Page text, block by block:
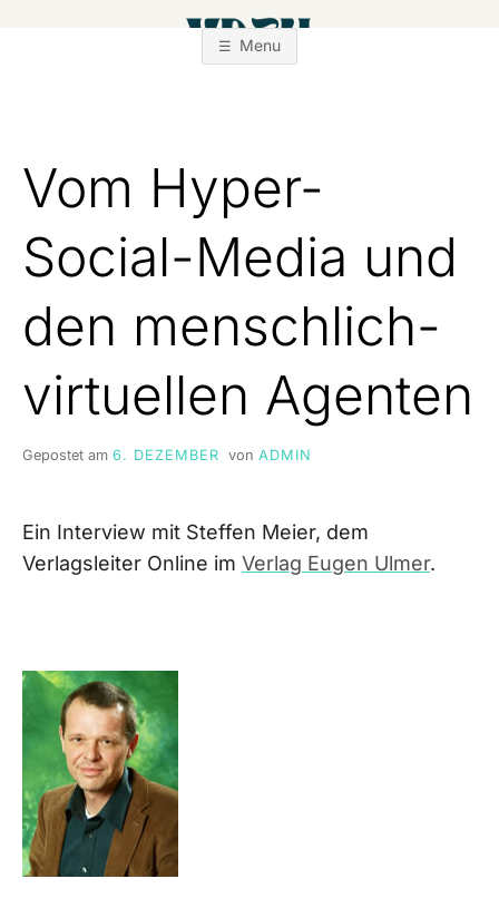
Menu
Vom Hyper-
Social-Media und
den menschlich-
virtuellen Agenten
Gepostet am 6. DEZEMBER von ADMIN
Ein Interview mit Steffen Meier, dem
Verlagsleiter Online im Verlag Eugen Ulmer.